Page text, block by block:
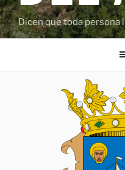
Dicen que toda